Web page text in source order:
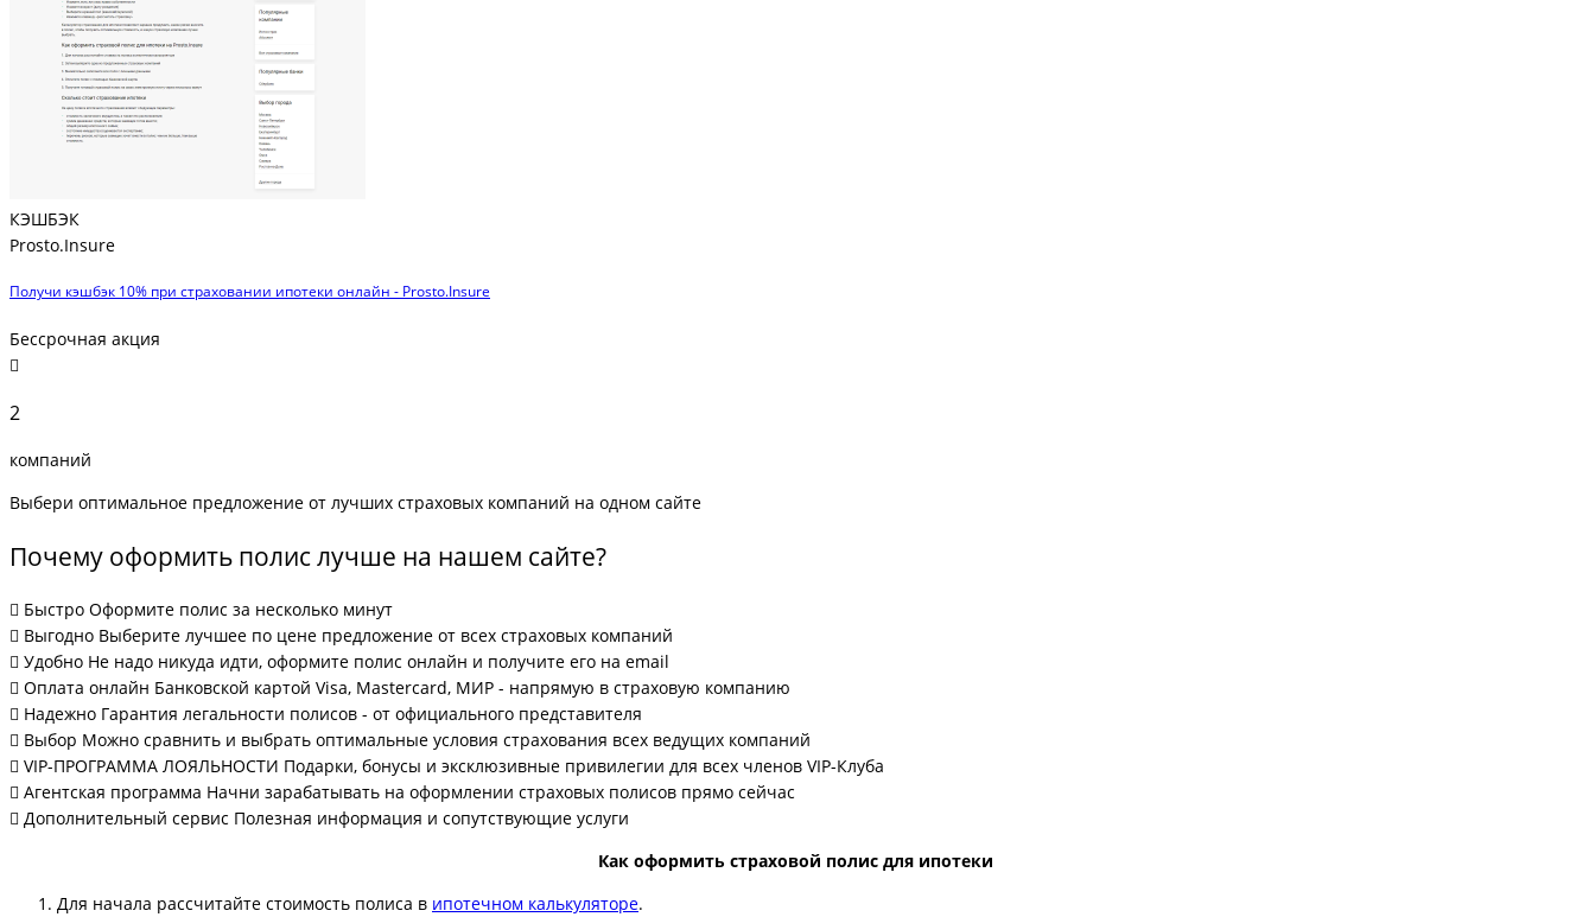
КЭШБЭК
Prosto.Insure
Получи кэшбэк 10% при страховании ипотеки онлайн - Prosto.Insure
Бессрочная акция
2
компаний
Выбери оптимальное предложение от лучших страховых компаний на одном сайте
Почему оформить полис лучше на нашем сайте?
Быстро Оформите полис за несколько минут
Выгодно Выберите лучшее по цене предложение от всех страховых компаний
Удобно Не надо никуда идти, оформите полис онлайн и получите его на email
Оплата онлайн Банковской картой Visa, Mastercard, МИР - напрямую в страховую компанию
Надежно Гарантия легальности полисов - от официального представителя
Выбор Можно сравнить и выбрать оптимальные условия страхования всех ведущих компаний
VIP-ПРОГРАММА ЛОЯЛЬНОСТИ Подарки, бонусы и эксклюзивные привилегии для всех членов VIP-Клуба
Агентская программа Начни зарабатывать на оформлении страховых полисов прямо сейчас
Дополнительный сервис Полезная информация и сопутствующие услуги
Как оформить страховой полис для ипотеки
Для начала рассчитайте стоимость полиса в ипотечном калькуляторе.